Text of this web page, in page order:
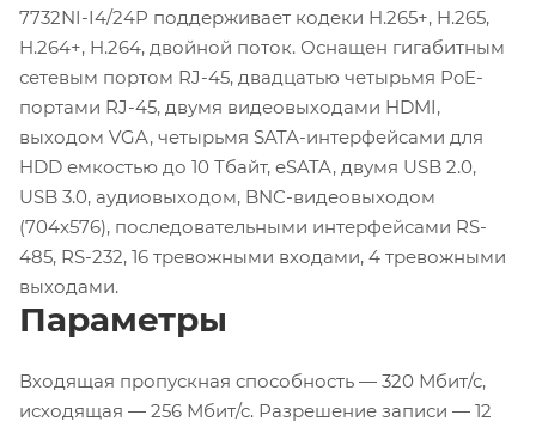
7732NI-I4/24P поддерживает кодеки H.265+, H.265,
H.264+, H.264, двойной поток. Оснащен гигабитным
сетевым портом RJ-45, двадцатью четырьмя PoE-
портами RJ-45, двумя видеовыходами HDMI,
выходом VGA, четырьмя SATA-интерфейсами для
HDD емкостью до 10 Тбайт, eSATA, двумя USB 2.0,
USB 3.0, аудиовыходом, BNC-видеовыходом
(704x576), последовательными интерфейсами RS-
485, RS-232, 16 тревожными входами, 4 тревожными
выходами.
Параметры
Входящая пропускная способность — 320 Мбит/с,
исходящая — 256 Мбит/с. Разрешение записи — 12